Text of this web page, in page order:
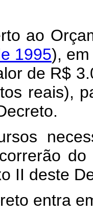
ao
1995),
de R$
reais),
II deste
entra